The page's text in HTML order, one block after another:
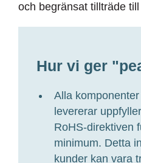
och begränsat tillträde
Hur vi ger
Alla
levererar
RoHS-direktiven
minimum. Detta
kunder kan vara